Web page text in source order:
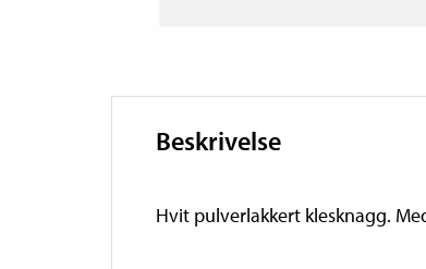
Beskrivelse
Hvit pulverlakkert klesknagg.